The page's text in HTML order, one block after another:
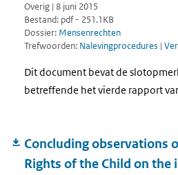
Overig | 8 juni 2015
Bestand: pdf - 251.1KB
Dossier: Mensenrechten
Trefwoorden: Nalevingprocedures |
Dit document bevat de
betreffende het vierde rapport
Concluding observations
Rights of the Child on